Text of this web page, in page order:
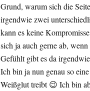
Grund, warum sich die
irgendwie zwei
kann es keine
sich ja auch gerne ab,
Gefühlt gibt es da
Ich bin ja nun genau so
Weißglut treibt 😉 Ich bin